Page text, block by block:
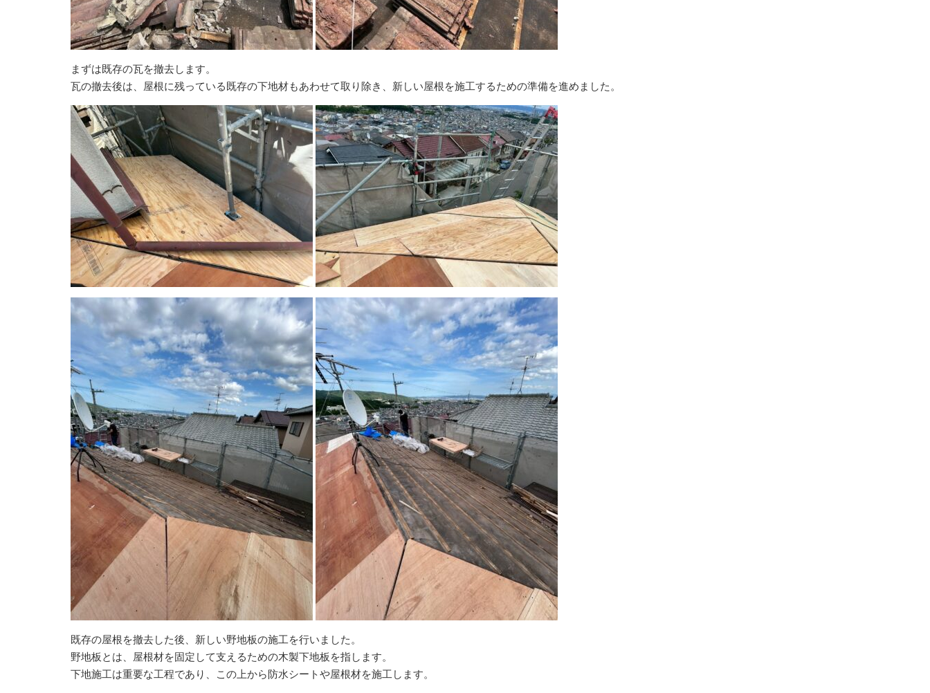
まずは既存の瓦を撤去します。
瓦の撤去後は、屋根に残っている既存の下地材もあわせて取り除き、新しい屋根を施工するための準備を進めました。
既存の屋根を撤去した後、新しい野地板の施工を行いました。
野地板とは、屋根材を固定して支えるための木製下地板を指します。
下地施工は重要な工程であり、この上から防水シートや屋根材を施工します。